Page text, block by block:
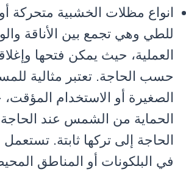
انواع مظلات الخشبية متحركة أو
للطي وهي تجمع بين الأناقة
العملية، حيث يمكن فتحها
حسب الحاجة. تعتبر مثالية
الصغيرة أو الاستخدام
الحماية من الشمس عند
الحاجة إلى تركها ثابتة.
في البلكونات أو المناطق